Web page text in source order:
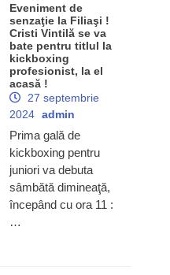
Eveniment de
senzaţie la Filiaşi !
Cristi Vintilă se va
bate pentru titlul la
kickboxing
profesionist, la el
acasă !
27 septembrie
2024 admin
Prima gală de
kickboxing pentru
juniori va debuta
sâmbătă dimineaţă,
începând cu ora 11 :
…